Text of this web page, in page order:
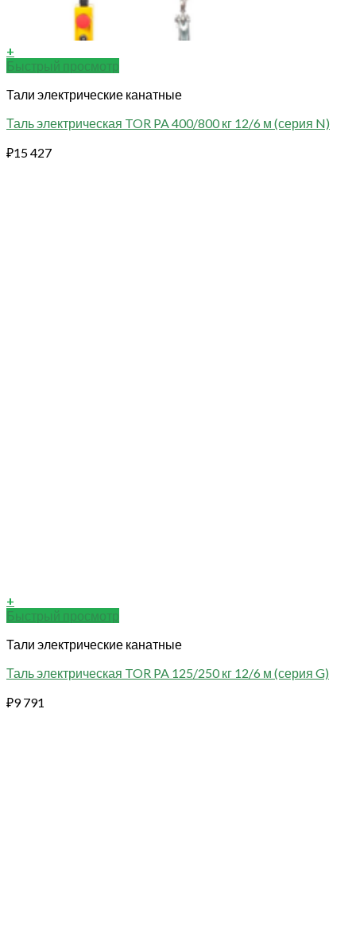
+
Быстрый просмотр
Тали электрические канатные
Таль электрическая TOR PA 400/800 кг 12/6 м (серия N)
₽15 427
+
Быстрый просмотр
Тали электрические канатные
Таль электрическая TOR PA 125/250 кг 12/6 м (серия G)
₽9 791